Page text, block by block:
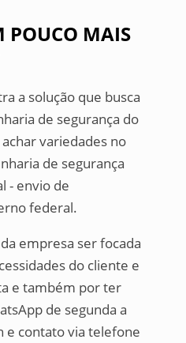
POUCO MAIS
a solução que busca
de segurança do
variedades no
de segurança
- envio de
federal.
empresa ser focada
do cliente e
e também por ter
de segunda a
e contato via telefone